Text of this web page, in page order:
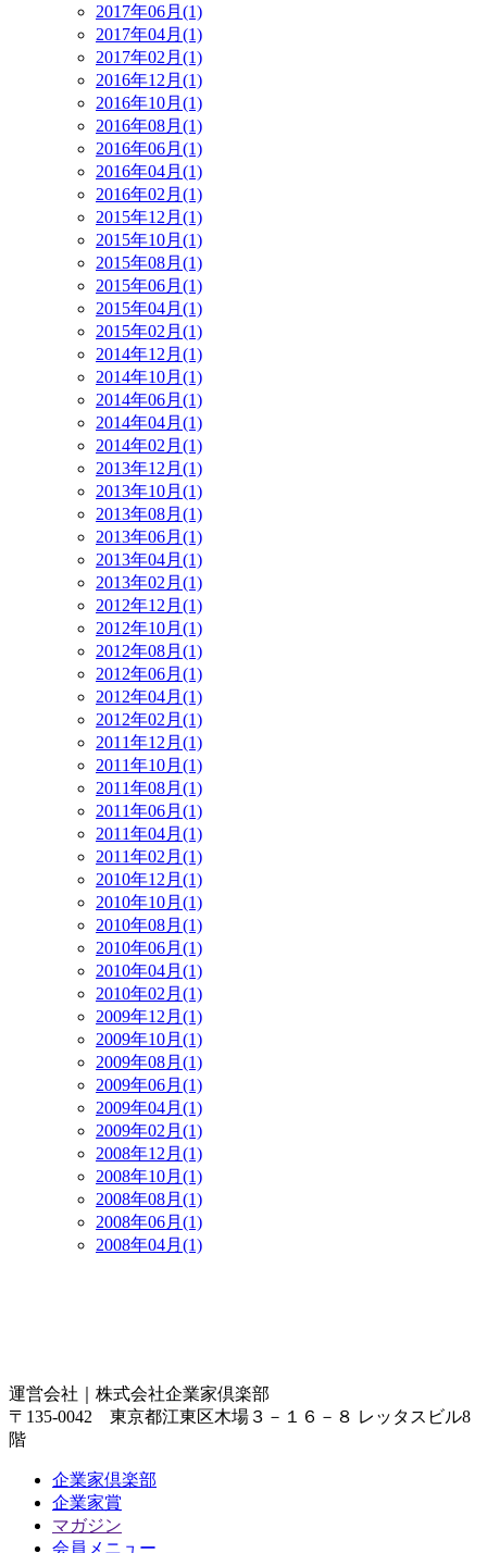
2017年06月(1)
2017年04月(1)
2017年02月(1)
2016年12月(1)
2016年10月(1)
2016年08月(1)
2016年06月(1)
2016年04月(1)
2016年02月(1)
2015年12月(1)
2015年10月(1)
2015年08月(1)
2015年06月(1)
2015年04月(1)
2015年02月(1)
2014年12月(1)
2014年10月(1)
2014年06月(1)
2014年04月(1)
2014年02月(1)
2013年12月(1)
2013年10月(1)
2013年08月(1)
2013年06月(1)
2013年04月(1)
2013年02月(1)
2012年12月(1)
2012年10月(1)
2012年08月(1)
2012年06月(1)
2012年04月(1)
2012年02月(1)
2011年12月(1)
2011年10月(1)
2011年08月(1)
2011年06月(1)
2011年04月(1)
2011年02月(1)
2010年12月(1)
2010年10月(1)
2010年08月(1)
2010年06月(1)
2010年04月(1)
2010年02月(1)
2009年12月(1)
2009年10月(1)
2009年08月(1)
2009年06月(1)
2009年04月(1)
2009年02月(1)
2008年12月(1)
2008年10月(1)
2008年08月(1)
2008年06月(1)
2008年04月(1)
運営会社｜ 株式会社企業家倶楽部
〒135-0042 東京都江東区木場３－１６－８ レッタスビル8
階
企業家倶楽部
企業家賞
マガジン
会員メニュー